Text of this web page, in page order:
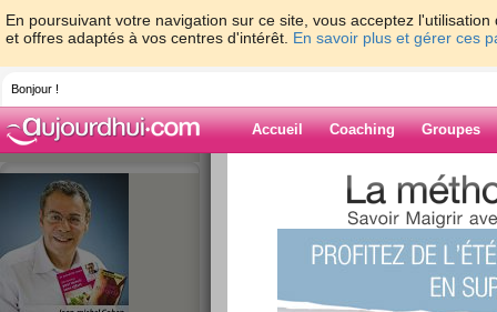
En poursuivant votre navigation sur ce site, vous acceptez
et offres adaptés à vos centres d'intérêt. En savoir plus et gérer ces
Bonjour !
Accueil Coaching Groupes
> jeanmichelcohen
Blog de